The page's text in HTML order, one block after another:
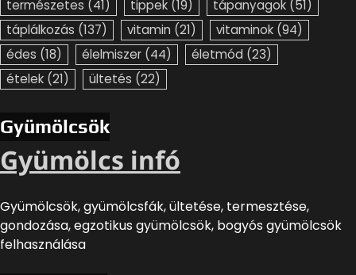
természetes (41) tippek (19) tápanyagok (51)
táplálkozás (137) vitamin (21) vitaminok (94)
édes (18) élelmiszer (44) életmód (23)
ételek (21) ültetés (22)
Gyümölcsök
Gyümölcs infó
Gyümölcsök, gyümölcsfák, ültetése, termesztése,
gondozása, egzotikus gyümölcsök, bogyós gyümölcsök
felhasználása